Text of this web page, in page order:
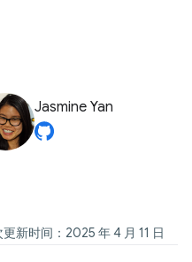
Jasmine Yan
新时间：2025 年 4 月 11 日